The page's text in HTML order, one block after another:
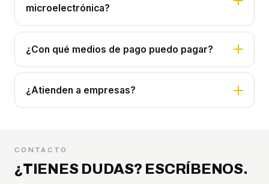
microelectrónica?
¿Con qué medios de pago puedo pagar?
¿Atienden a empresas?
CONTACTO
¿TIENES DUDAS? ESCRÍBENOS.